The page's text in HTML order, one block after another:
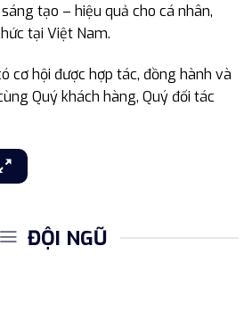
tạo – hiệu quả cho cá nhân,
tại Việt Nam.
cơ hội được hợp tác, đồng hành và
Quý khách hàng, Quý đối tác
ĐỘI NGŨ